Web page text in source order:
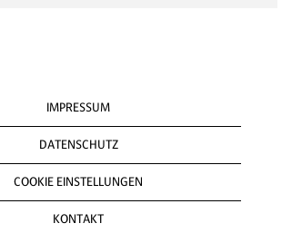
IMPRESSUM
DATENSCHUTZ
COOKIE EINSTELLUNGEN
KONTAKT